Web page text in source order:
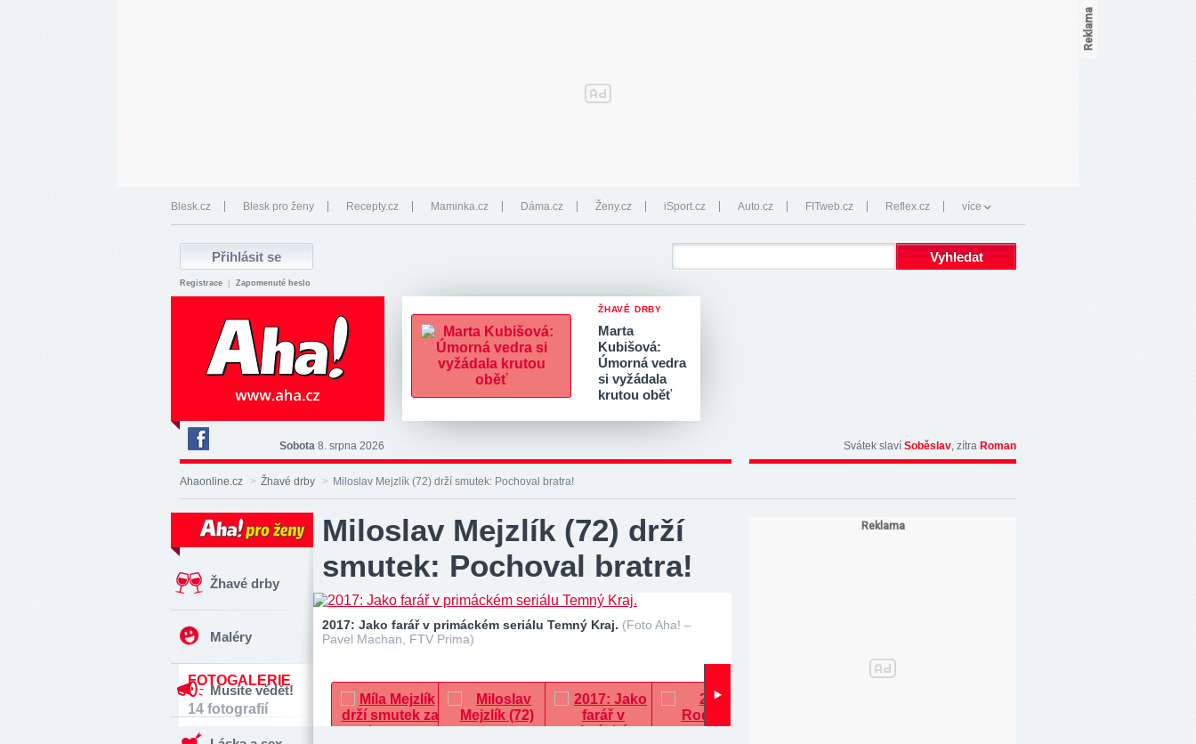
Blesk.cz Blesk pro ženy Recepty.cz Maminka.cz Dáma.cz Ženy.cz iSport.cz Auto.cz FITweb.cz Reflex.cz více
Registrace Zapomenuté heslo
ŽHAVÉ DRBY
Marta
Kubišová:
Úmorná vedra
si vyžádala
krutou oběť
Deník
Aha!
na
Sobota 8. srpna 2026 Svátek slaví Soběslav, zítra Roman
Ahaonline.cz > Žhavé drby > Miloslav Mejzlík (72) drží smutek: Pochoval bratra!
Žhavé drby
Maléry
Musíte vědět!
Miloslav Mejzlík (72) drží
smutek: Pochoval bratra!
2017: Jako farář v primáckém seriálu Temný Kraj. (Foto Aha! –
Pavel Machan, FTV Prima)
FOTOGALERIE
14 fotografií